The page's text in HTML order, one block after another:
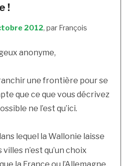
!
2012, par François
anonyme,
une frontière pour se
que ce que vous décrivez
ne l’est qu’ici.
lequel la Wallonie laisse
n’est qu’un choix